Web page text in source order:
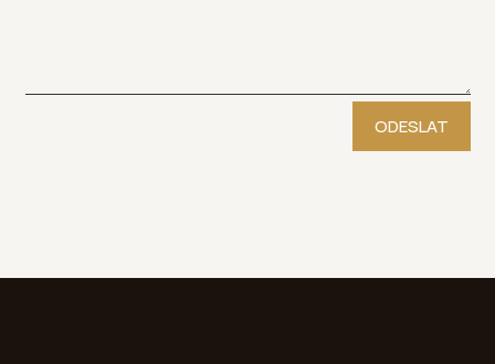
ODESLAT